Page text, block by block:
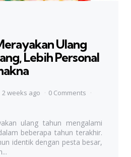
Ulang
Lebih Personal
2 weeks ago
0 Comments
ulang tahun mengalami
beberapa tahun terakhir.
identik dengan pesta besar,